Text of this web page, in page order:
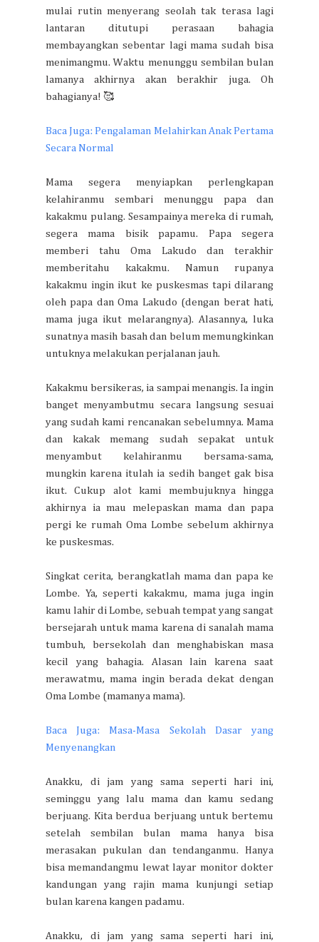
mulai rutin menyerang seolah tak terasa lagi
lantaran ditutupi perasaan bahagia
membayangkan sebentar lagi mama sudah bisa
menimangmu. Waktu menunggu sembilan bulan
lamanya akhirnya akan berakhir juga. Oh
bahagianya! 🥰
Baca Juga: Pengalaman Melahirkan Anak Pertama
Secara Normal
Mama segera menyiapkan perlengkapan
kelahiranmu sembari menunggu papa dan
kakakmu pulang. Sesampainya mereka di rumah,
segera mama bisik papamu. Papa segera
memberi tahu Oma Lakudo dan terakhir
memberitahu kakakmu. Namun rupanya
kakakmu ingin ikut ke puskesmas tapi dilarang
oleh papa dan Oma Lakudo (dengan berat hati,
mama juga ikut melarangnya). Alasannya, luka
sunatnya masih basah dan belum memungkinkan
untuknya melakukan perjalanan jauh.
Kakakmu bersikeras, ia sampai menangis. Ia ingin
banget menyambutmu secara langsung sesuai
yang sudah kami rencanakan sebelumnya. Mama
dan kakak memang sudah sepakat untuk
menyambut kelahiranmu bersama-sama,
mungkin karena itulah ia sedih banget gak bisa
ikut. Cukup alot kami membujuknya hingga
akhirnya ia mau melepaskan mama dan papa
pergi ke rumah Oma Lombe sebelum akhirnya
ke puskesmas.
Singkat cerita, berangkatlah mama dan papa ke
Lombe. Ya, seperti kakakmu, mama juga ingin
kamu lahir di Lombe, sebuah tempat yang sangat
bersejarah untuk mama karena di sanalah mama
tumbuh, bersekolah dan menghabiskan masa
kecil yang bahagia. Alasan lain karena saat
merawatmu, mama ingin berada dekat dengan
Oma Lombe (mamanya mama).
Baca Juga: Masa-Masa Sekolah Dasar yang
Menyenangkan
Anakku, di jam yang sama seperti hari ini,
seminggu yang lalu mama dan kamu sedang
berjuang. Kita berdua berjuang untuk bertemu
setelah sembilan bulan mama hanya bisa
merasakan pukulan dan tendanganmu. Hanya
bisa memandangmu lewat layar monitor dokter
kandungan yang rajin mama kunjungi setiap
bulan karena kangen padamu.
Anakku, di jam yang sama seperti hari ini,